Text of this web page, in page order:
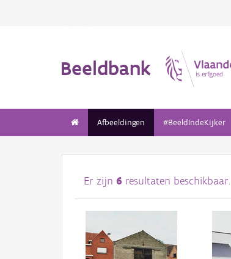
Beeldbank
Afbeeldingen #BeeldIndeKijker
Er zijn 6 resultaten beschikbaar.